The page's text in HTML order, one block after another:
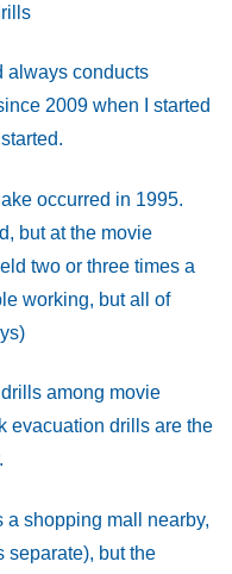
always conducts
2009 when I started
occurred in 1995.
but at the movie
two or three times a
working, but all of
among movie
evacuation drills are the
a shopping mall nearby,
separate), but the